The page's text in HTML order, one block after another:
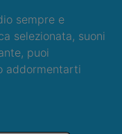
sempre e
selezionata, suoni
puoi
addormentarti